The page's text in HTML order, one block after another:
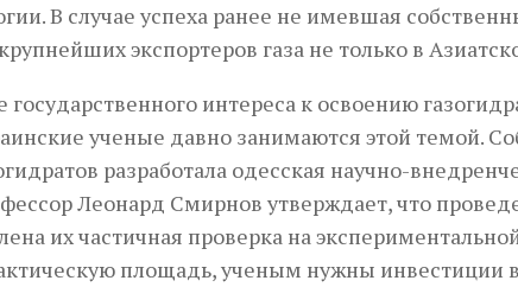
В случае успеха ранее не имевшая
экспортеров газа не только в
интереса к освоению
ученые давно занимаются этой темой.
разработала одесская научно-
Леонард Смирнов утверждает, что
их частичная проверка на
площадь, ученым нужны инвестиции